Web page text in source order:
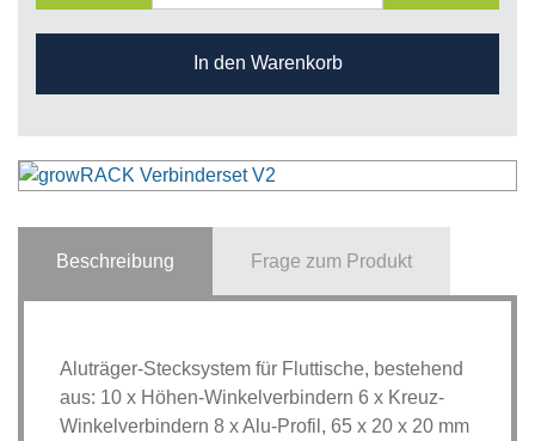
In den Warenkorb
Beschreibung Frage zum Produkt
Aluträger-Stecksystem für Fluttische, bestehend
aus: 10 x Höhen-Winkelverbindern 6 x Kreuz-
Winkelverbindern 8 x Alu-Profil, 65 x 20 x 20 mm